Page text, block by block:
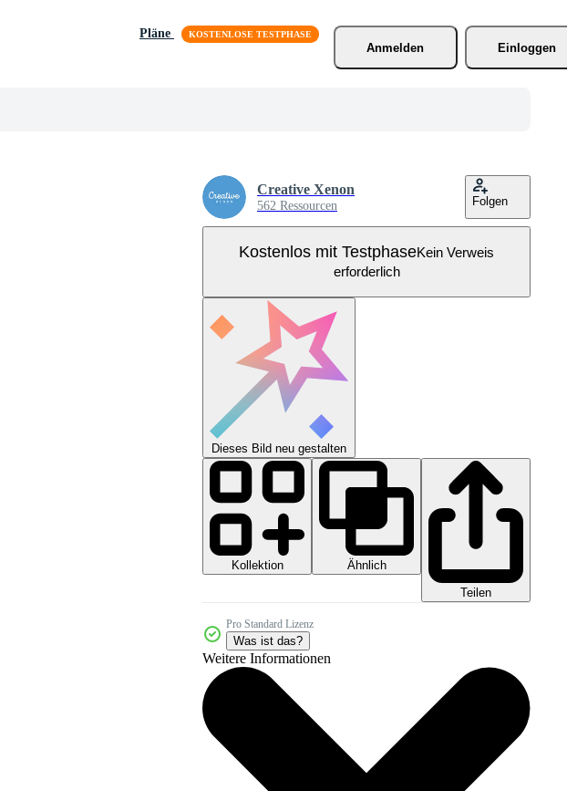
Pläne
Anmelden
Einloggen
Creative Xenon
562 Ressourcen Folgen
Kostenlos mit TestphaseKein Verweis
erforderlich
Dieses Bild neu gestalten
Kollektion
Ähnlich
Teilen
Pro Standard Lizenz
Was ist das?
Weitere Informationen